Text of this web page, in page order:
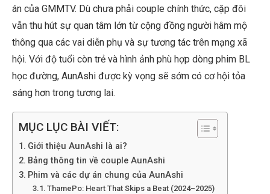
án của GMMTV. Dù chưa phải couple chính thức, cặp đôi
vẫn thu hút sự quan tâm lớn từ cộng đồng người hâm mộ
thông qua các vai diễn phụ và sự tương tác trên mạng xã
hội. Với độ tuổi còn trẻ và hình ảnh phù hợp dòng phim BL
học đường, AunAshi được kỳ vọng sẽ sớm có cơ hội tỏa
sáng hơn trong tương lai.
MỤC LỤC BÀI VIẾT:
Giới thiệu AunAshi là ai?
Bảng thông tin về couple AunAshi
Phim và các dự án chung của AunAshi
ThamePo: Heart That Skips a Beat (2024–2025)